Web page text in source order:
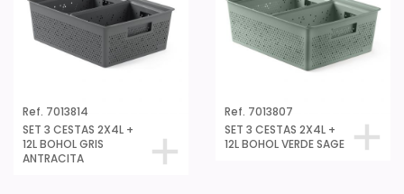
Ref. 7013814
SET 3 CESTAS 2X4L +
12L BOHOL GRIS
ANTRACITA
Ref. 7013807
SET 3 CESTAS 2X4L +
12L BOHOL VERDE SAGE